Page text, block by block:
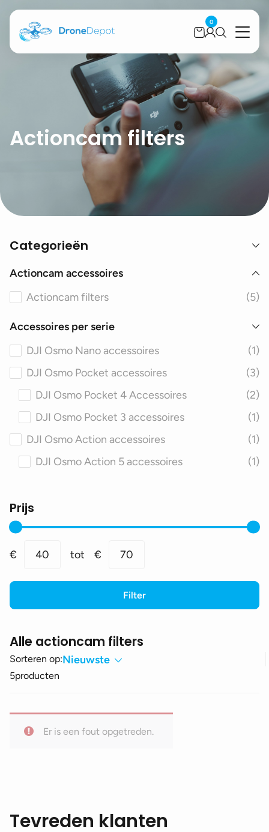
0
Actioncam filters
Categorieën
Actioncam accessoires
Actioncam filters
(5)
Accessoires per serie
DJI Osmo Nano accessoires
(1)
DJI Osmo Pocket accessoires
(3)
DJI Osmo Pocket 4 Accessoires
(2)
DJI Osmo Pocket 3 accessoires
(1)
DJI Osmo Action accessoires
(1)
DJI Osmo Action 5 accessoires
(1)
Prijs
prijs
prijs
€ 40 tot € 70
Filter
Alle actioncam filters
Sorteren op:Nieuwste
5producten
Er is een fout opgetreden.
Tevreden klanten